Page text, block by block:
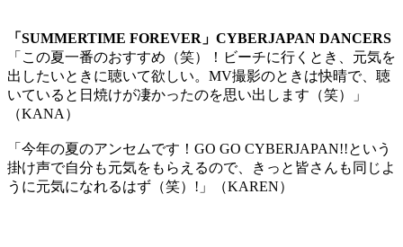
「SUMMERTIME FOREVER」CYBERJAPAN DANCERS
「この夏一番のおすすめ（笑）！ビーチに行くとき、元気を
出したいときに聴いて欲しい。MV撮影のときは快晴で、聴
いていると日焼けが凄かったのを思い出します（笑）」
（KANA）
「今年の夏のアンセムです！GO GO CYBERJAPAN!!という
掛け声で自分も元気をもらえるので、きっと皆さんも同じよ
うに元気になれるはず（笑）!」（KAREN）